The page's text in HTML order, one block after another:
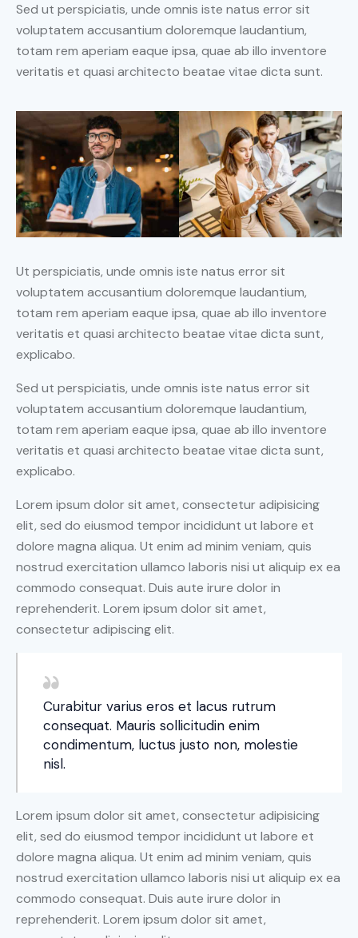
Sed ut perspiciatis, unde omnis iste natus error sit
voluptatem accusantium doloremque laudantium,
totam rem aperiam eaque ipsa, quae ab illo inventore
veritatis et quasi architecto beatae vitae dicta sunt.
Ut perspiciatis, unde omnis iste natus error sit
voluptatem accusantium doloremque laudantium,
totam rem aperiam eaque ipsa, quae ab illo inventore
veritatis et quasi architecto beatae vitae dicta sunt,
explicabo.
Sed ut perspiciatis, unde omnis iste natus error sit
voluptatem accusantium doloremque laudantium,
totam rem aperiam eaque ipsa, quae ab illo inventore
veritatis et quasi architecto beatae vitae dicta sunt,
explicabo.
Lorem ipsum dolor sit amet, consectetur adipisicing
elit, sed do eiusmod tempor incididunt ut labore et
dolore magna aliqua. Ut enim ad minim veniam, quis
nostrud exercitation ullamco laboris nisi ut aliquip ex ea
commodo consequat. Duis aute irure dolor in
reprehenderit. Lorem ipsum dolor sit amet,
consectetur adipiscing elit.
Curabitur varius eros et lacus rutrum
consequat. Mauris sollicitudin enim
condimentum, luctus justo non, molestie
nisl.
Lorem ipsum dolor sit amet, consectetur adipisicing
elit, sed do eiusmod tempor incididunt ut labore et
dolore magna aliqua. Ut enim ad minim veniam, quis
nostrud exercitation ullamco laboris nisi ut aliquip ex ea
commodo consequat. Duis aute irure dolor in
reprehenderit. Lorem ipsum dolor sit amet,